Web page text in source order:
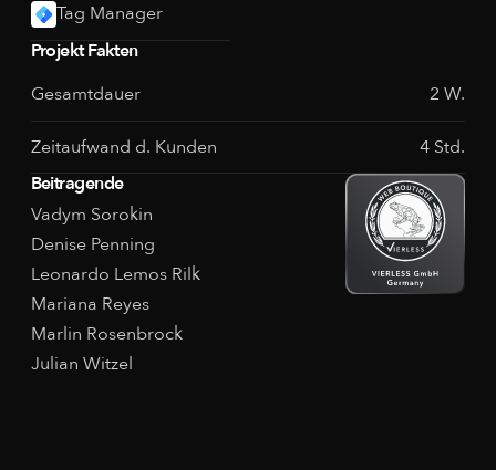
Tag Manager
Projekt Fakten
Gesamtdauer
2 W.
Zeitaufwand d. Kunden
4 Std.
Beitragende
Vadym Sorokin
Denise Penning
Leonardo Lemos Rilk
Mariana Reyes
Marlin Rosenbrock
Julian Witzel